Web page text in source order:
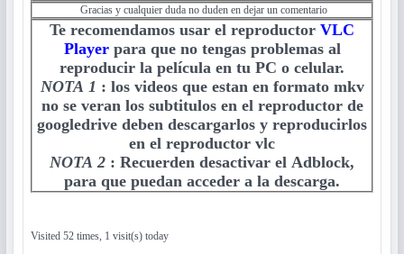
Gracias y cualquier duda no duden en dejar un comentario
Te recomendamos usar el reproductor VLC
Playerpara que no tengas problemas al
reproducir la película en tu PC o celular.
NOTA 1 : los videos que estan en formato mkv
no se veran los subtitulos en el reproductor de
googledrive deben descargarlos y reproducirlos
en el reproductor vlc
NOTA 2 : Recuerden desactivar el Adblock,
para que puedan acceder a la descarga.
Visited 52 times, 1 visit(s) today